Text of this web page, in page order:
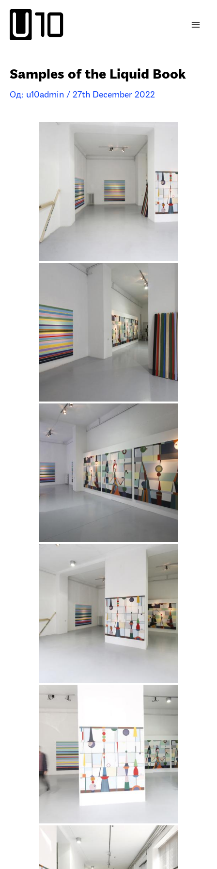
садржај
Samples of the Liquid Book
Од: u10admin / 27th December 2022